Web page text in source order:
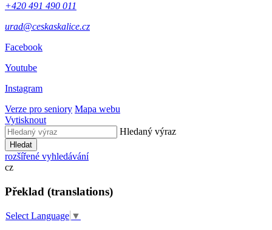
+420 491 490 011
urad@ceskaskalice.cz
Facebook
Youtube
Instagram
Verze pro seniory Mapa webu
Vytisknout
Hledaný výraz
Hledat
rozšířené vyhledávání
cz
Překlad (translations)
Select Language ▼